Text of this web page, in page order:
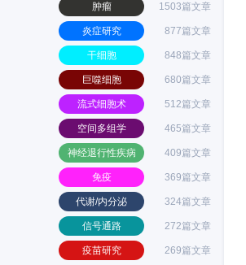
肿瘤 1503篇文章
炎症研究 877篇文章
干细胞 848篇文章
巨噬细胞 680篇文章
流式细胞术 512篇文章
空间多组学 465篇文章
神经退行性疾病 409篇文章
免疫 369篇文章
代谢/内分泌 324篇文章
信号通路 272篇文章
疫苗研究 269篇文章